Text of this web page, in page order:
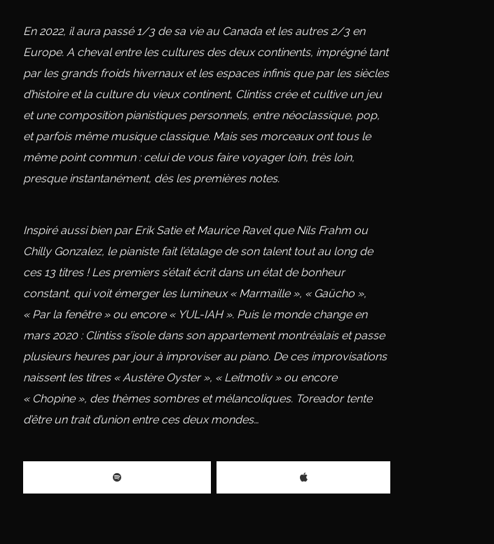
En 2022, il aura passé 1/3 de sa vie au Canada et les autres 2/3 en
Europe. A cheval entre les cultures des deux continents, imprégné tant
par les grands froids hivernaux et les espaces infinis que par les siècles
d’histoire et la culture du vieux continent, Clintiss crée et cultive un jeu
et une composition pianistiques personnels, entre néoclassique, pop,
et parfois même musique classique. Mais ses morceaux ont tous le
même point commun : celui de vous faire voyager loin, très loin,
presque instantanément, dès les premières notes.
Inspiré aussi bien par Erik Satie et Maurice Ravel que Nils Frahm ou
Chilly Gonzalez, le pianiste fait l’étalage de son talent tout au long de
ces 13 titres ! Les premiers s’était écrit dans un état de bonheur
constant, qui voit émerger les lumineux « Marmaille », « Gaücho »,
« Par la fenêtre » ou encore « YUL-IAH ». Puis le monde change en
mars 2020 : Clintiss s’isole dans son appartement montréalais et passe
plusieurs heures par jour à improviser au piano. De ces improvisations
naissent les titres « Austère Oyster », « Leitmotiv » ou encore
« Chopine », des thèmes sombres et mélancoliques. Toreador tente
d’être un trait d’union entre ces deux mondes…